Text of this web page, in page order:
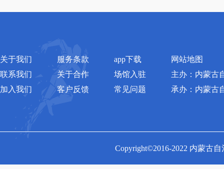
关于我们
联系我们
加入我们
服务条款
关于合作
客户反馈
app下载
场馆入驻
常见问题
网站地图
主办：内蒙古
承办：内蒙古
Copyright©2016-2022 内蒙古